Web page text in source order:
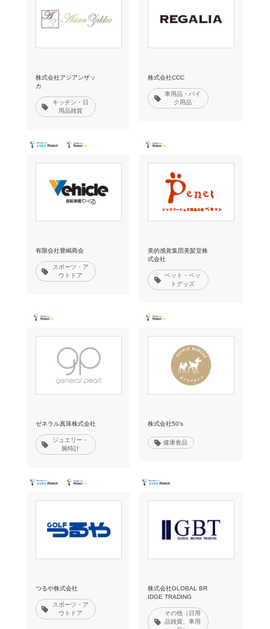
株式会社アジアンザッ
カ
キッチン・日
用品雑貨
株式会社CCC
車用品・バイ
ク用品
有限会社豊嶋商会
スポーツ・ア
ウトドア
美的感覚集団美髪堂株
式会社
ペット・ペッ
トグッズ
ゼネラル真珠株式会社
ジュエリー・
腕時計
株式会社50's
健康食品
つるや株式会社
スポーツ・ア
ウトドア
株式会社GLOBAL BR
IDGE TRADING
その他（日用
品雑貨、車用